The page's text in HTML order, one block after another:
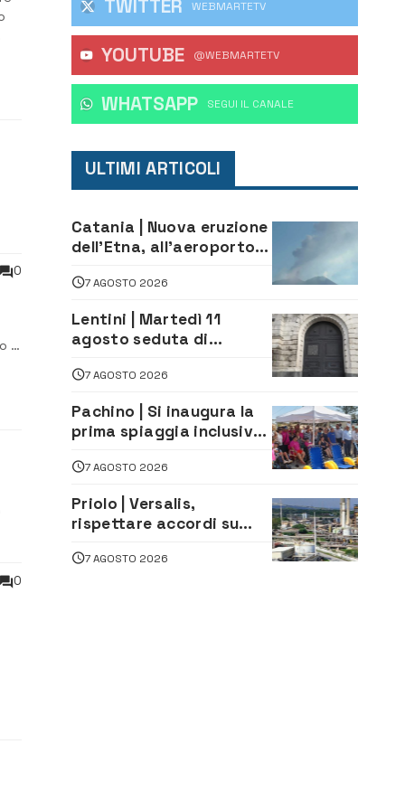
0
in
0
TWITTER WEBMARTETV
YOUTUBE @WEBMARTETV
WHATSAPP ‎SEGUI IL CANALE
ULTIMI ARTICOLI
Catania | Nuova eruzione
dell’Etna, all’aeroporto
dirottati
7 AGOSTO 2026
Lentini | Martedì 11
agosto seduta di
7 AGOSTO 2026
Pachino | Si inaugura la
prima spiaggia inclusiva
assistenza e prevenzione
aperte a tutti
7 AGOSTO 2026
Priolo | Versalis,
rispettare accordi su
lavoro. Il sindaco scrive
7 AGOSTO 2026